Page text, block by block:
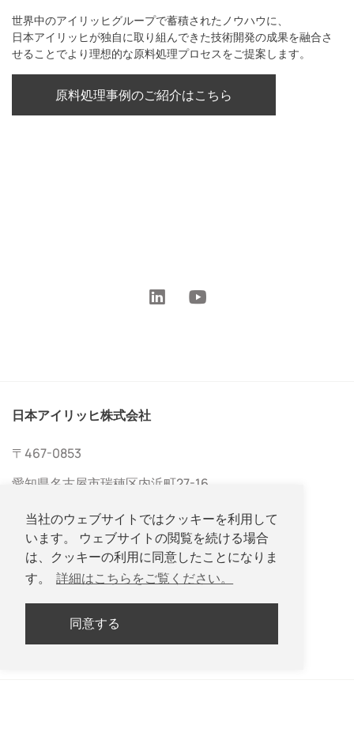
当社のウェブサイトではクッキーを利用して
います。 ウェブサイトの閲覧を続ける場合
は、クッキーの利用に同意したことになりま
す。
詳細はこちらをご覧ください。
同意する
世界中のアイリッヒグループで蓄積されたノウハウに、
日本アイリッヒが独自に取り組んできた技術開発の成果を融合さ
せることでより理想的な原料処理プロセスをご提案します。
原料処理事例のご紹介はこちら
日本アイリッヒ株式会社
〒467-0853
愛知県名古屋市瑞穂区内浜町27-16
052-533-2578